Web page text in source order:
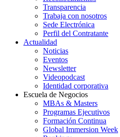
Transparencia
Trabaja con nosotros
Sede Electrónica
Perfil del Contratante
Actualidad
Noticias
Eventos
Newsletter
Videopodcast
Identidad corporativa
Escuela de Negocios
MBAs & Masters
Programas Ejecutivos
Formación Continua
Global Immersion Week